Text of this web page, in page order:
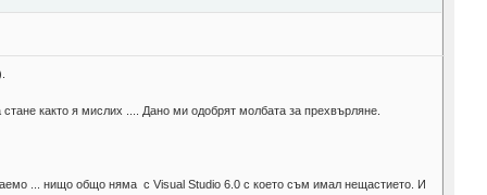
както я мислих .... Дано ми одобрят молбата за прехвърляне.
... нищо общо няма с Visual Studio 6.0 с което съм имал нещастието. И